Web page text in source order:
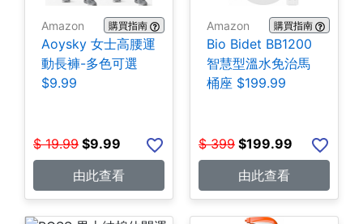
Amazon 購買指南
Aoysky 女士高腰運
動長褲-多色可選
$9.99
$ 19.99 $9.99
由此查看
Amazon 購買指南
Bio Bidet BB1200
智慧型溫水免治馬
桶座 $199.99
$ 399 $199.99
由此查看